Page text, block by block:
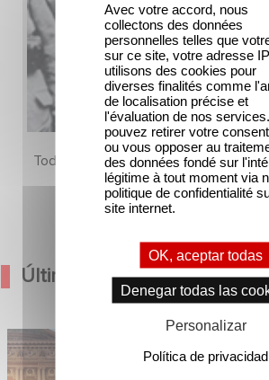
Todavía no hay contenido en esta
pronto
Últimas Noticias
anuncian la
Netflix
Avec votre accord, nous
collectons des données
personnelles telles que
sur ce site, votre adresse
utilisons des cookies pour
diverses finalités comme
de localisation précise et
l'évaluation de nos
pouvez retirer votre
ou vous opposer au
des données fondé sur
légitime à tout moment via
politique de confidentialité
site internet.
OK, aceptar todas
Denegar todas las
Personalizar
Política de privacidad